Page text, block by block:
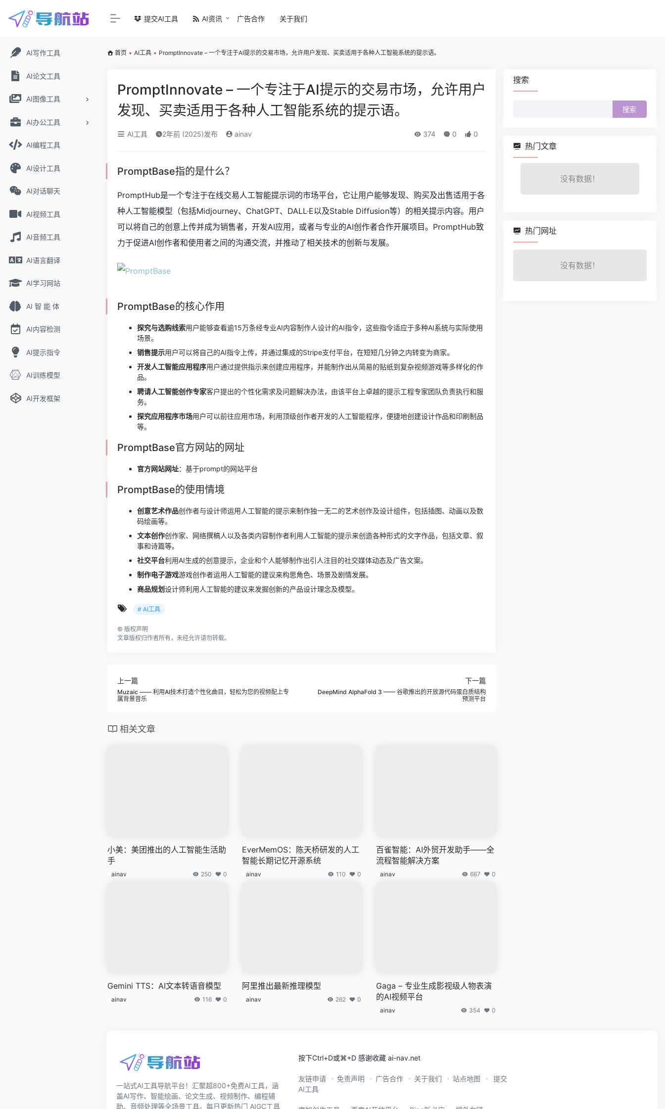
AI写作工具
AI论文工具
AI图像工具
AI办公工具
AI编程工具
AI设计工具
AI对话聊天
AI视频工具
AI音频工具
AI语言翻译
AI学习网站
AI 智 能 体
AI内容检测
AI提示指令
AI训练模型
AI开发框架
提交AI工具 AI资讯 广告合作 关于我们
首页 • AI工具 • PromptInnovate – 一个专注于AI提示的交易市场，允许用户发现、买卖适用于各种人工智能系统的提示语。
PromptInnovate – 一个专注于AI提示的交易市场，允许用户
发现、买卖适用于各种人工智能系统的提示语。
AI工具 2年前 (2025)发布 ainav 374 0 0
PromptBase指的是什么？
PromptHub是一个专注于在线交易人工智能提示词的市场平台，它让用户能够发现、购买及出售适用于各
种人工智能模型（包括Midjourney、ChatGPT、DALL·E以及Stable Diffusion等）的相关提示内容。用户
可以将自己的创意上传并成为销售者，开发AI应用，或者与专业的AI创作者合作开展项目。PromptHub致
力于促进AI创作者和使用者之间的沟通交流，并推动了相关技术的创新与发展。
PromptBase的核心作用
探究与选购线索用户能够查看逾15万条经专业AI内容制作人设计的AI指令，这些指令适应于多种AI系统与实际使用
场景。
销售提示用户可以将自己的AI指令上传，并通过集成的Stripe支付平台，在短短几分钟之内转变为商家。
开发人工智能应用程序用户通过提供指示来创建应用程序，并能制作出从简易的贴纸到复杂视频游戏等多样化的作
品。
聘请人工智能创作专家客户提出的个性化需求及问题解决办法，由该平台上卓越的提示工程专家团队负责执行和服
务。
探究应用程序市场用户可以前往应用市场，利用顶级创作者开发的人工智能程序，便捷地创建设计作品和印刷制品
等。
PromptBase官方网站的网址
官方网站网址：基于prompt的网站平台
PromptBase的使用情境
创意艺术作品创作者与设计师运用人工智能的提示来制作独一无二的艺术创作及设计组件，包括插图、动画以及数
码绘画等。
文本创作创作家、网络撰稿人以及各类内容制作者利用人工智能的提示来创造各种形式的文字作品，包括文章、叙
事和诗篇等。
社交平台利用AI生成的创意提示，企业和个人能够制作出引人注目的社交媒体动态及广告文案。
制作电子游戏游戏创作者运用人工智能的建议来构思角色、场景及剧情发展。
商品规划设计师利用人工智能的建议来发掘创新的产品设计理念及模型。
# AI工具
© 版权声明
文章版权归作者所有，未经允许请勿转载。
上一篇
Muzaic —— 利用AI技术打造个性化曲目，轻松为您的视频配上专
属背景音乐
下一篇
DeepMind AlphaFold 3 —— 谷歌推出的开放源代码蛋白质结构
预测平台
相关文章
小美：美团推出的人工智能生活助
手
ainav 250 0
EverMemOS：陈天桥研发的人工
智能长期记忆开源系统
ainav 110 0
百雀智能：AI外贸开发助手——全
流程智能解决方案
ainav 667 0
Gemini TTS：AI文本转语音模型
ainav 116 0
阿里推出最新推理模型
ainav 262 0
Gaga – 专业生成影视级人物表演
的AI视频平台
ainav 354 0
搜索
热门文章
没有数据！
热门网址
没有数据！
一站式AI工具导航平台！汇聚超800+免费AI工具，涵
盖AI写作、智能绘画、论文生成、视频制作、编程辅
助、音频处理等全场景工具。每日更新热门 AIGC工具
按下Ctrl+D或⌘+D 感谢收藏 ai-nav.net
友链申请 免责声明 广告合作 关于我们 站点地图
提交
AI工具